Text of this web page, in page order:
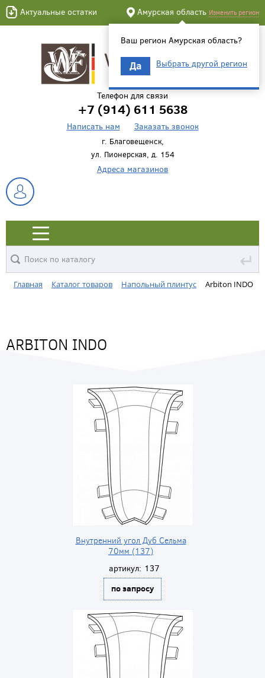
Актуальные остатки Амурская область Изменить регион
Ваш регион Амурская область?
Да Выбрать другой регион
Телефон для связи
+7 (914) 611 5638
Написать нам Заказать звонок
г. Благовещенск,
ул. Пионерская, д. 154
Адреса магазинов
↵
Главная Каталог товаров Напольный плинтус Arbiton INDO
ARBITON INDO
Внутренний угол Дуб Сельма
70мм (137)
артикул: 137
по запросу